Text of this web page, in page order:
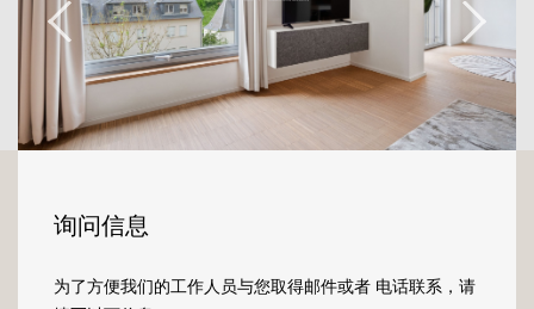
Baigné de lumière grâce à ses grandes
ouvertures cet appartement est composé
d'une chambre de belle taille, d'une cuisine
équipée flambant neuve, d'une salle à
manger, d'un espace bureau et d'un séjour
spacieux avec une vue imprenable sur la
Ce bien atypique vous comblera.
Conditions de location :
询问信息
为了方便我们的工作人员与您取得邮件或者 电话联系，请